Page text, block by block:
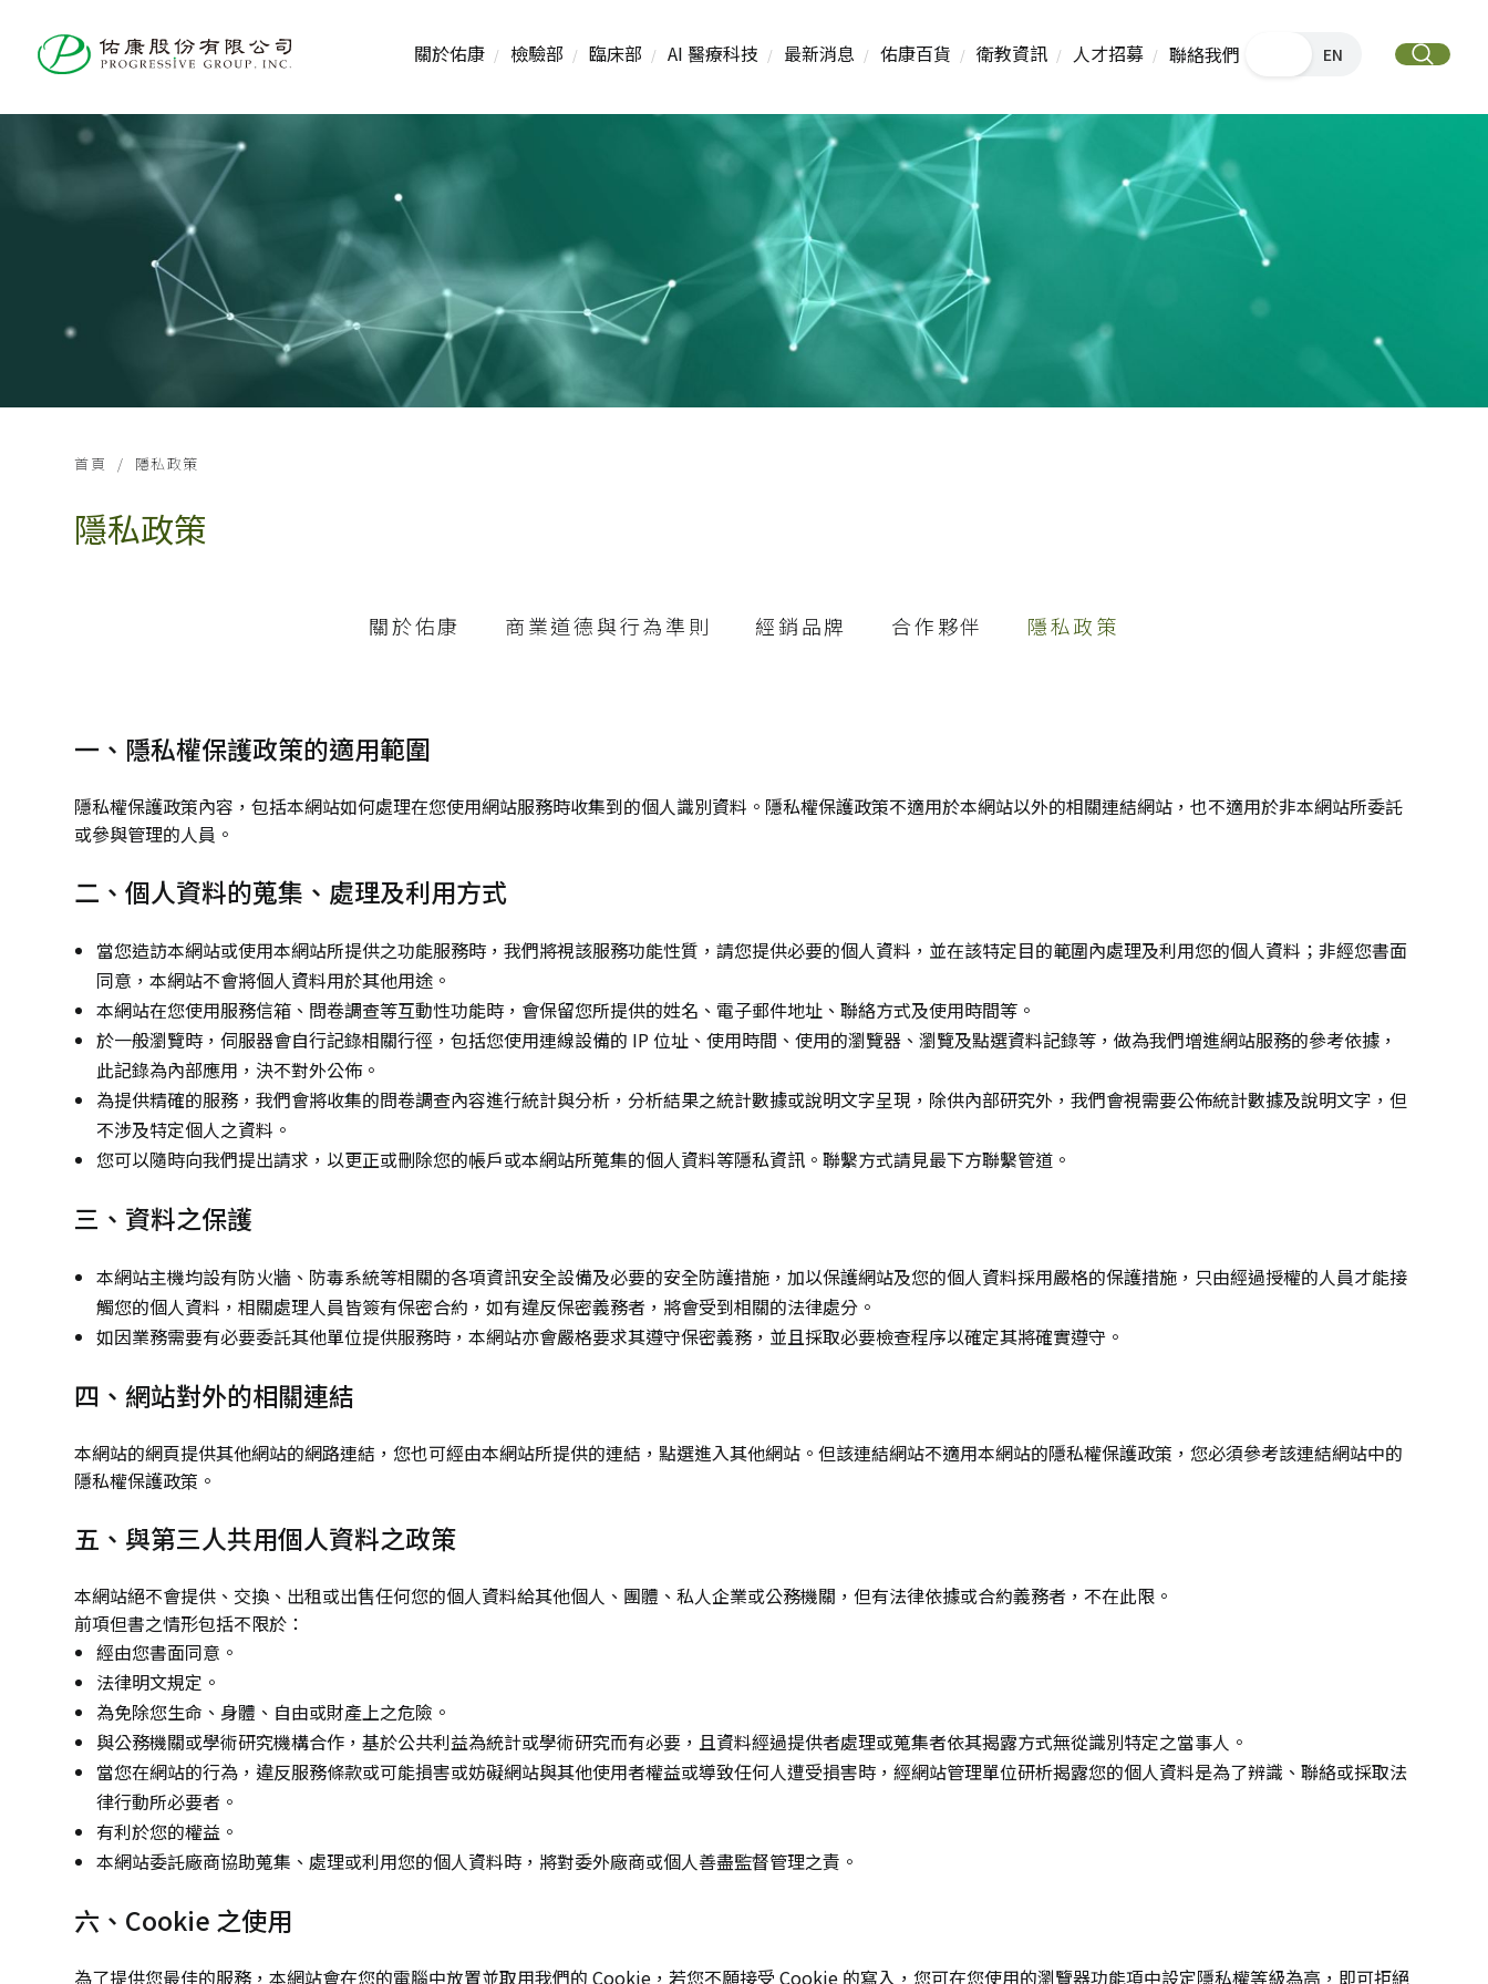
關於佑康 檢驗部 臨床部 AI 醫療科技 最新消息 佑康百貨 衛教資訊 人才招募 聯絡我們 EN
首頁 隱私政策
隱私政策
關於佑康 商業道德與行為準則 經銷品牌 合作夥伴 隱私政策
一、隱私權保護政策的適用範圍
隱私權保護政策內容，包括本網站如何處理在您使用網站服務時收集到的個人識別資料。隱私權保護政策不適用於本網站以外的相關連結網站，也不適用於非本網站所委託
或參與管理的人員。
二、個人資料的蒐集、處理及利用方式
當您造訪本網站或使用本網站所提供之功能服務時，我們將視該服務功能性質，請您提供必要的個人資料，並在該特定目的範圍內處理及利用您的個人資料；非經您書面
同意，本網站不會將個人資料用於其他用途。
本網站在您使用服務信箱、問卷調查等互動性功能時，會保留您所提供的姓名、電子郵件地址、聯絡方式及使用時間等。
於一般瀏覽時，伺服器會自行記錄相關行徑，包括您使用連線設備的 IP 位址、使用時間、使用的瀏覽器、瀏覽及點選資料記錄等，做為我們增進網站服務的參考依據，
此記錄為內部應用，決不對外公佈。
為提供精確的服務，我們會將收集的問卷調查內容進行統計與分析，分析結果之統計數據或說明文字呈現，除供內部研究外，我們會視需要公佈統計數據及說明文字，但
不涉及特定個人之資料。
您可以隨時向我們提出請求，以更正或刪除您的帳戶或本網站所蒐集的個人資料等隱私資訊。聯繫方式請見最下方聯繫管道。
三、資料之保護
本網站主機均設有防火牆、防毒系統等相關的各項資訊安全設備及必要的安全防護措施，加以保護網站及您的個人資料採用嚴格的保護措施，只由經過授權的人員才能接
觸您的個人資料，相關處理人員皆簽有保密合約，如有違反保密義務者，將會受到相關的法律處分。
如因業務需要有必要委託其他單位提供服務時，本網站亦會嚴格要求其遵守保密義務，並且採取必要檢查程序以確定其將確實遵守。
四、網站對外的相關連結
本網站的網頁提供其他網站的網路連結，您也可經由本網站所提供的連結，點選進入其他網站。但該連結網站不適用本網站的隱私權保護政策，您必須參考該連結網站中的
隱私權保護政策。
五、與第三人共用個人資料之政策
本網站絕不會提供、交換、出租或出售任何您的個人資料給其他個人、團體、私人企業或公務機關，但有法律依據或合約義務者，不在此限。
前項但書之情形包括不限於：
經由您書面同意。
法律明文規定。
為免除您生命、身體、自由或財產上之危險。
與公務機關或學術研究機構合作，基於公共利益為統計或學術研究而有必要，且資料經過提供者處理或蒐集者依其揭露方式無從識別特定之當事人。
當您在網站的行為，違反服務條款或可能損害或妨礙網站與其他使用者權益或導致任何人遭受損害時，經網站管理單位研析揭露您的個人資料是為了辨識、聯絡或採取法
律行動所必要者。
有利於您的權益。
本網站委託廠商協助蒐集、處理或利用您的個人資料時，將對委外廠商或個人善盡監督管理之責。
六、Cookie 之使用
為了提供您最佳的服務，本網站會在您的電腦中放置並取用我們的 Cookie，若您不願接受 Cookie 的寫入，您可在您使用的瀏覽器功能項中設定隱私權等級為高，即可拒絕